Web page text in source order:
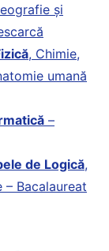
și
, Chimie,
umană
–
de Logică,
Bacalaureat